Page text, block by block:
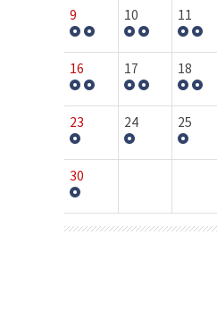
9 10 11
16 17 18
23 24 25
30